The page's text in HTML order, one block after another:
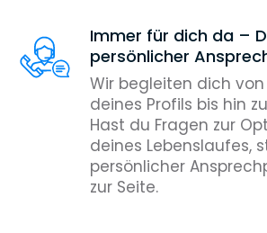
Immer für dich da –
persönlicher
Wir begleiten dich
deines Profils bis hin
Hast du Fragen zur
deines Lebenslaufes,
persönlicher
zur Seite.